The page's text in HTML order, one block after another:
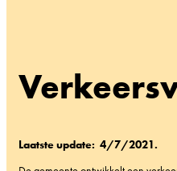
Laatste update: 4/7/2021.